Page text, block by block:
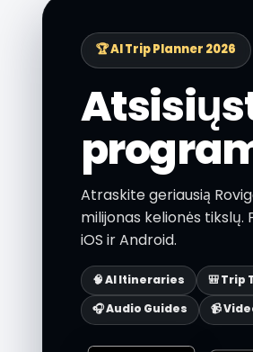
🏆 AI Trip Planner 2026
Atraskite geriausią
milijonas kelionės
iOS ir Android.
🧠 AI Itineraries 🎒 Trip
🎧 Audio Guides
📹